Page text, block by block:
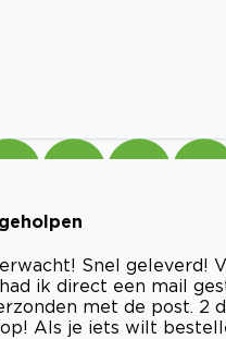
Snel geleverd!
ik direct een mail
met de post. 2
Als je iets wilt